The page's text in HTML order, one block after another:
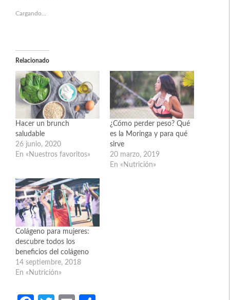
Cargando...
Relacionado
Hacer un brunch
saludable
26 junio, 2020
En «Nuestros favoritos»
¿Cómo perder peso? Qué
es la Moringa y para qué
sirve
20 marzo, 2019
En «Nutrición»
Colágeno para mujeres:
descubre todos los
beneficios del colágeno
14 septiembre, 2018
En «Nutrición»